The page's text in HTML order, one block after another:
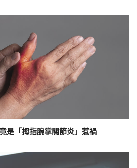
是「拇指腕掌關節炎」惹禍